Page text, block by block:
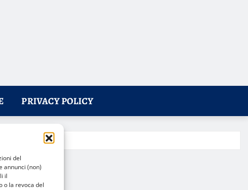
del
annunci (non)
il
o la revoca del
PRIVACY POLICY